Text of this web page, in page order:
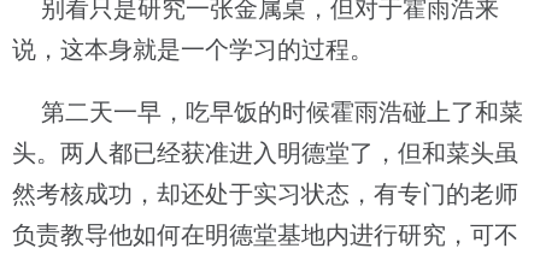
别看只是研究一张金属桌，但对于霍雨浩来
说，这本身就是一个学习的过程。
第二天一早，吃早饭的时候霍雨浩碰上了和菜
头。两人都已经获准进入明德堂了，但和菜头虽
然考核成功，却还处于实习状态，有专门的老师
负责教导他如何在明德堂基地内进行研究，可不